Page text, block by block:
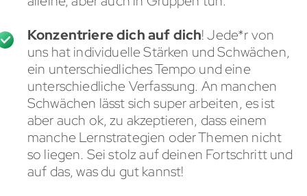
Konzentriere dich auf dich! Jede*r von
uns hat individuelle Stärken und Schwächen,
ein unterschiedliches Tempo und eine
unterschiedliche Verfassung. An manchen
Schwächen lässt sich super arbeiten, es ist
aber auch ok, zu akzeptieren, dass einem
manche Lernstrategien oder Themen nicht
so liegen. Sei stolz auf deinen Fortschritt und
auf das, was du gut kannst!